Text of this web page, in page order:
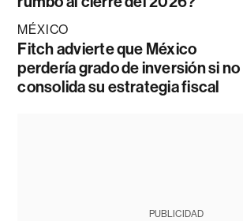
MÉXICO
Fitch advierte que México
perdería grado de inversión si no
consolida su estrategia fiscal
PUBLICIDAD